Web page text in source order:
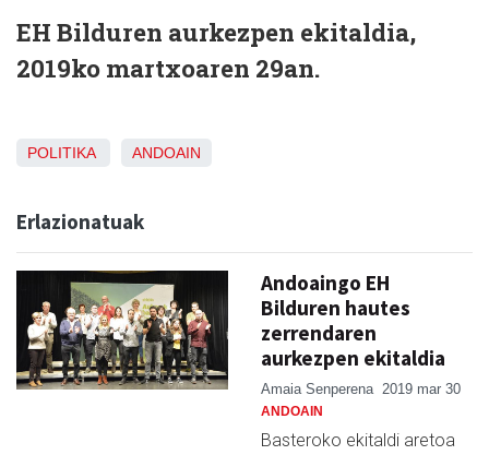
EH Bilduren aurkezpen ekitaldia,
2019ko martxoaren 29an.
POLITIKA ANDOAIN
Erlazionatuak
Andoaingo EH
Bilduren hautes
zerrendaren
aurkezpen ekitaldia
Amaia Senperena 2019 mar 30
ANDOAIN
Basteroko ekitaldi aretoa